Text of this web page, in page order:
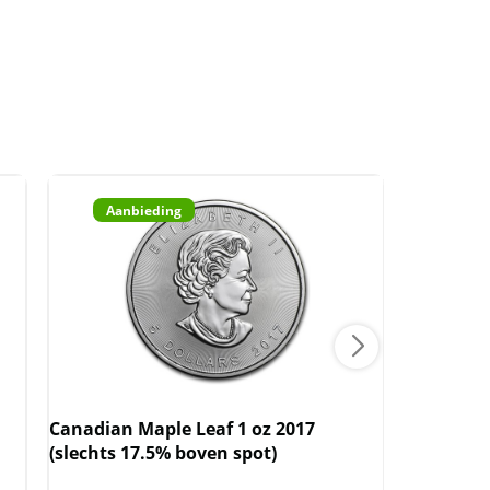
Aanbieding
Canadian Maple Leaf 1 oz 2017
(slechts 17.5% boven spot)